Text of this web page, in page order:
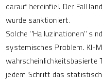
darauf hereinfiel. Der Fall
wurde sanktioniert.
Solche "Halluzinationen"
systemisches Problem. KI-
wahrscheinlichkeitsbasierte
jedem Schritt das